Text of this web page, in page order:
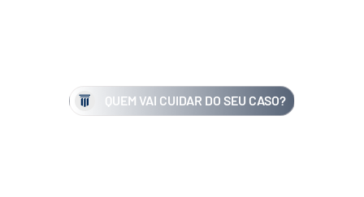
QUEM VAI CUIDAR DO SEU CASO?